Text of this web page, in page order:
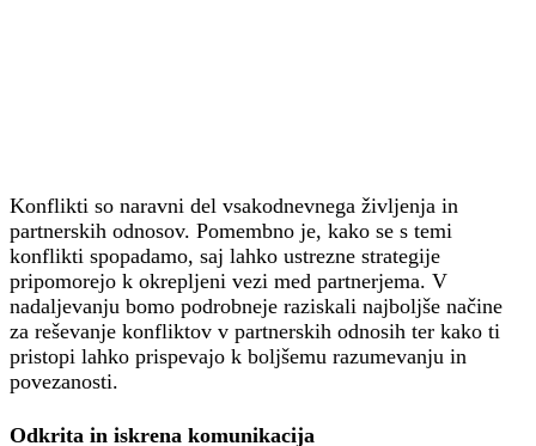
Konflikti so naravni del vsakodnevnega življenja in
partnerskih odnosov. Pomembno je, kako se s temi
konflikti spopadamo, saj lahko ustrezne strategije
pripomorejo k okrepljeni vezi med partnerjema. V
nadaljevanju bomo podrobneje raziskali najboljše načine
za reševanje konfliktov v partnerskih odnosih ter kako ti
pristopi lahko prispevajo k boljšemu razumevanju in
povezanosti.
Odkrita in iskrena komunikacija